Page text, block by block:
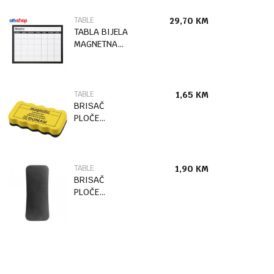
TABLE
TABLA BIJELA
MAGNETNA
OF496
29,70 KM
TABLE
BRISAČ
PLOČE
1,65 KM
TABLE
BRISAČ
PLOČE
1,90 KM